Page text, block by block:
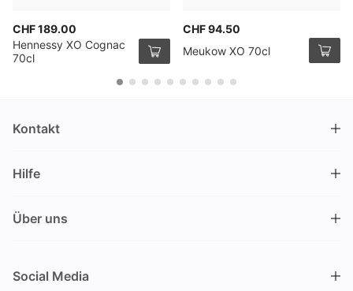
CHF 189.00
Hennessy XO Cognac
70cl
CHF 94.50
Meukow XO 70cl
Kontakt
Nüschelerstrasse 35
Schweiz
info@drinks.ch
Hilfe
Lieferung & Abholung
Über uns
Über uns
Social Media